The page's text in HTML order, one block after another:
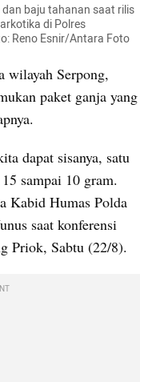
baju tahanan saat rilis
di Polres
Reno Esnir/Antara Foto
wilayah Serpong,
paket ganja yang
dapat sisanya, satu
sampai 10 gram.
Kabid Humas Polda
saat konferensi
Priok, Sabtu (22/8).